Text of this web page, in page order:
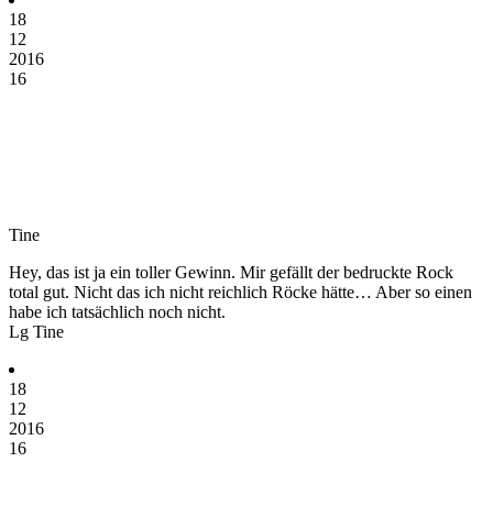
18
12
2016
16
Tine
Hey, das ist ja ein toller Gewinn. Mir gefällt der bedruckte Rock
total gut. Nicht das ich nicht reichlich Röcke hätte… Aber so einen
habe ich tatsächlich noch nicht.
Lg Tine
18
12
2016
16